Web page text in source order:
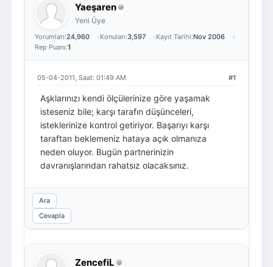
Yaeşaren
Yeni Üye
Yorumları:24,960 Konuları:3,597 Kayıt Tarihi:Nov 2006
Rep Puanı:1
#1
05-04-2011, Saat: 01:49 AM
Aşklarınızı kendi ölçülerinize göre yaşamak
isteseniz bile; karşı tarafın düşünceleri,
isteklerinize kontrol getiriyor. Başarıyı karşı
taraftan beklemeniz hataya açık olmanıza
neden oluyor. Bugün partnerinizin
davranışlarından rahatsız olacaksınız.
Ara
Cevapla
ZencefiL